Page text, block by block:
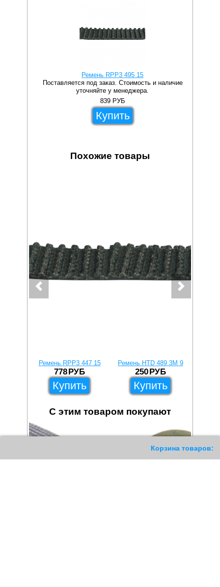
Корзина товаров:
Ремень RPP3 495 15
Поставляется под заказ. Стоимость и наличие
уточняйте у менеджера.
839 РУБ
Купить
Похожие товары
Ремень RPP3 447 15
778 РУБ
Купить
Ремень HTD 489 3M 9
250 РУБ
Купить
С этим товаром покупают